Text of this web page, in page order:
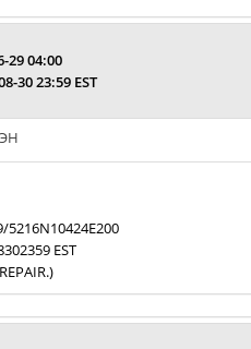
29 04:00
30 23:59 EST
5216N10424E200
EST